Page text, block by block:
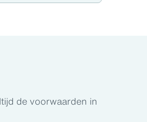
de voorwaarden in